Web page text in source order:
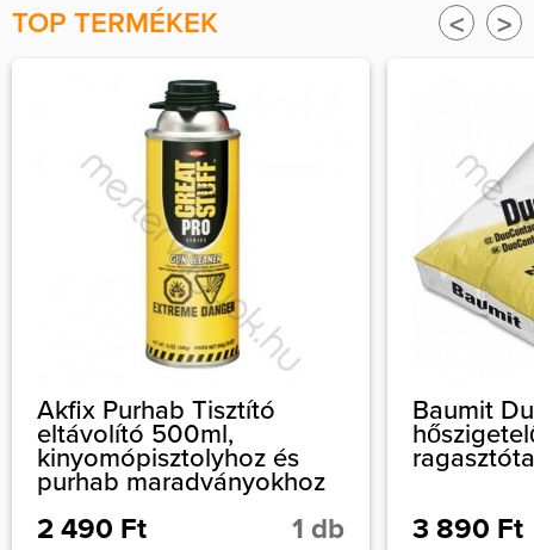
< >
TOP TERMÉKEK
Akfix Purhab Tisztító
eltávolító 500ml,
kinyomópisztolyhoz és
purhab maradványokhoz
2 490 Ft 1 db
Baumit
3 890 Ft